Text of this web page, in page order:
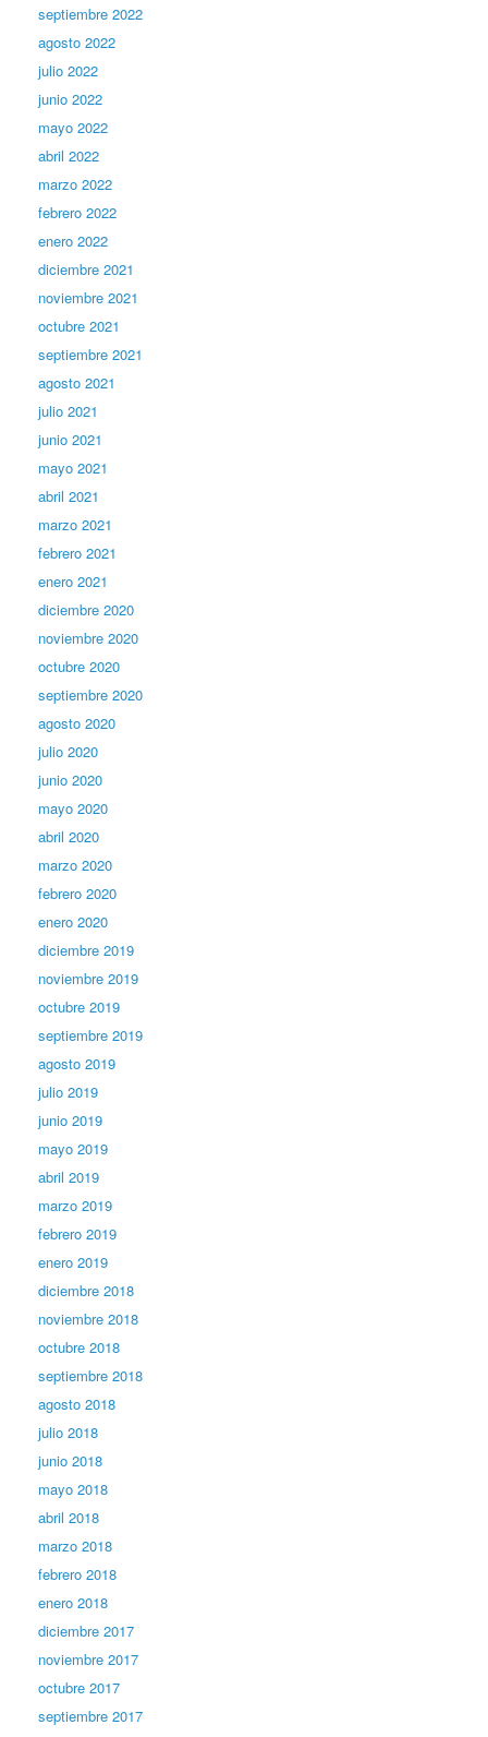
septiembre 2022
agosto 2022
julio 2022
junio 2022
mayo 2022
abril 2022
marzo 2022
febrero 2022
enero 2022
diciembre 2021
noviembre 2021
octubre 2021
septiembre 2021
agosto 2021
julio 2021
junio 2021
mayo 2021
abril 2021
marzo 2021
febrero 2021
enero 2021
diciembre 2020
noviembre 2020
octubre 2020
septiembre 2020
agosto 2020
julio 2020
junio 2020
mayo 2020
abril 2020
marzo 2020
febrero 2020
enero 2020
diciembre 2019
noviembre 2019
octubre 2019
septiembre 2019
agosto 2019
julio 2019
junio 2019
mayo 2019
abril 2019
marzo 2019
febrero 2019
enero 2019
diciembre 2018
noviembre 2018
octubre 2018
septiembre 2018
agosto 2018
julio 2018
junio 2018
mayo 2018
abril 2018
marzo 2018
febrero 2018
enero 2018
diciembre 2017
noviembre 2017
octubre 2017
septiembre 2017